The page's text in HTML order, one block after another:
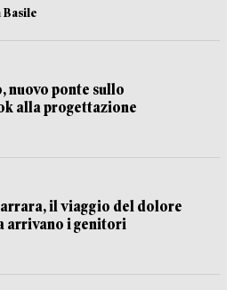
nuovo ponte sullo
alla progettazione
il viaggio del dolore
arrivano i genitori